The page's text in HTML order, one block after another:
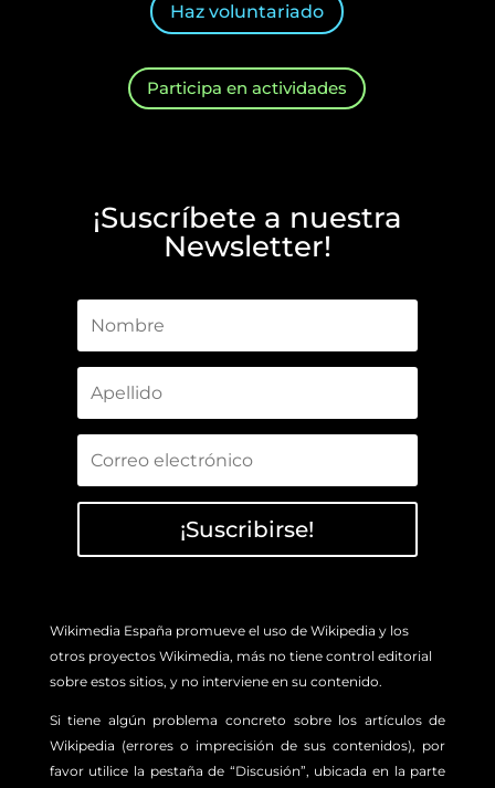
Haz voluntariado
Participa en actividades
¡Suscríbete a nuestra
Newsletter!
¡Suscribirse!
Wikimedia España promueve el uso de Wikipedia y los
otros proyectos Wikimedia, más no tiene control editorial
sobre estos sitios, y no interviene en su contenido.
Si tiene algún problema concreto sobre los artículos de
Wikipedia (errores o imprecisión de sus contenidos), por
favor utilice la pestaña de “Discusión”, ubicada en la parte